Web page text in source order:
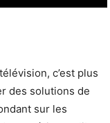
c’est plus
des solutions de
sur les